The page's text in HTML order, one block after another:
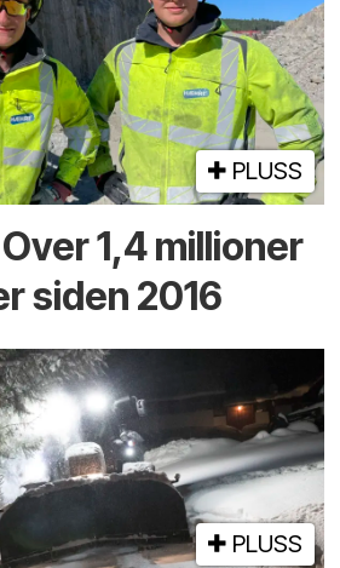
PLUSS
1,4 millioner
siden 2016
PLUSS